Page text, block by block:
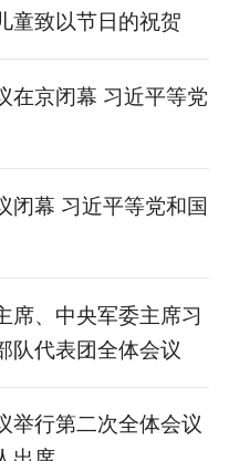
童致以节日的祝贺
在京闭幕 习近平等党
闭幕 习近平等党和国
席、中央军委主席习
队代表团全体会议
举行第二次全体会议